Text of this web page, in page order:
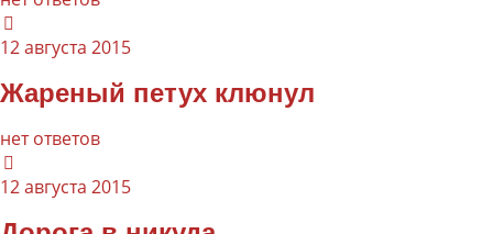
12 августа 2015
Жареный петух клюнул
нет ответов
12 августа 2015